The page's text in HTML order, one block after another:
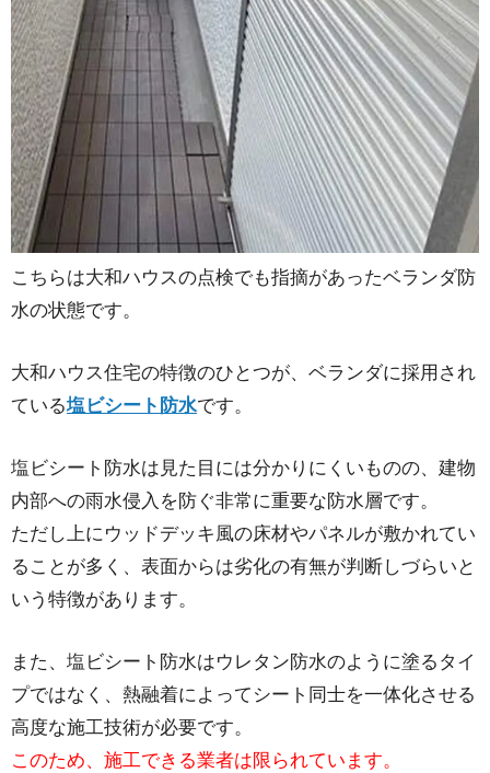
こちらは大和ハウスの点検でも指摘があったベランダ防
水の状態です。
大和ハウス住宅の特徴のひとつが、ベランダに採用され
ている塩ビシート防水です。
塩ビシート防水は見た目には分かりにくいものの、建物
内部への雨水侵入を防ぐ非常に重要な防水層です。
ただし上にウッドデッキ風の床材やパネルが敷かれてい
ることが多く、表面からは劣化の有無が判断しづらいと
いう特徴があります。
また、塩ビシート防水はウレタン防水のように塗るタイ
プではなく、熱融着によってシート同士を一体化させる
高度な施工技術が必要です。
このため、施工できる業者は限られています。